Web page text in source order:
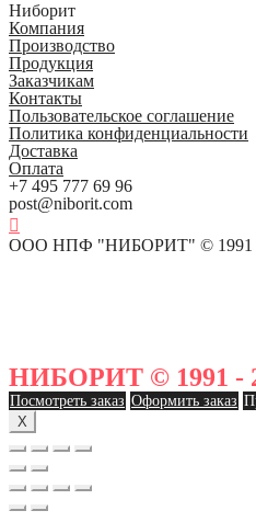
Ниборит
Компания
Производство
Продукция
Заказчикам
Контакты
Пользовательское соглашение
Политика конфиденциальности
Доставка
Оплата
+7 495 777 69 96
post@niborit.com
ООО НПФ "НИБОРИТ" © 1991
НИБОРИТ © 1991 -
Посмотреть заказ Оформить заказ
X